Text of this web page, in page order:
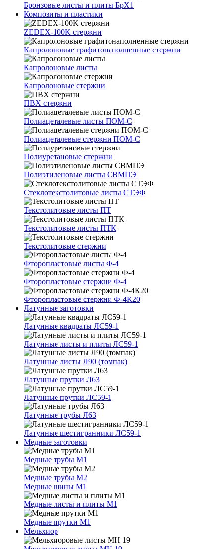
Бронзовые листы и плиты БрХ1
Композиты и пластики
ZEDEX-100K стержни
Капролоновые графитонаполненные стержни
Капролоновые листы
Капролоновые стержни
ПВХ стержни
Полиацеталевые листы ПОМ-С
Полиацеталевые стержни ПОМ-С
Полиуретановые стержни
Полиэтиленовые листы СВМПЭ
Стеклотекстолитовые листы СТЭФ
Текстолитовые листы ПТ
Текстолитовые листы ПТК
Текстолитовые стержни
Фторопластовые листы Ф-4
Фторопластовые стержни Ф-4
Фторопластовые стержни Ф-4К20
Латунные заготовки
Латунные квадраты ЛС59-1
Латунные листы и плиты ЛС59-1
Латунные листы Л90 (томпак)
Латунные прутки Л63
Латунные прутки ЛС59-1
Латунные трубы Л63
Латунные шестигранники ЛС59-1
Медные заготовки
Медные трубы М1
Медные трубы М2
Медные шины М1
Медные листы и плиты М1
Медные прутки М1
Мельхиор